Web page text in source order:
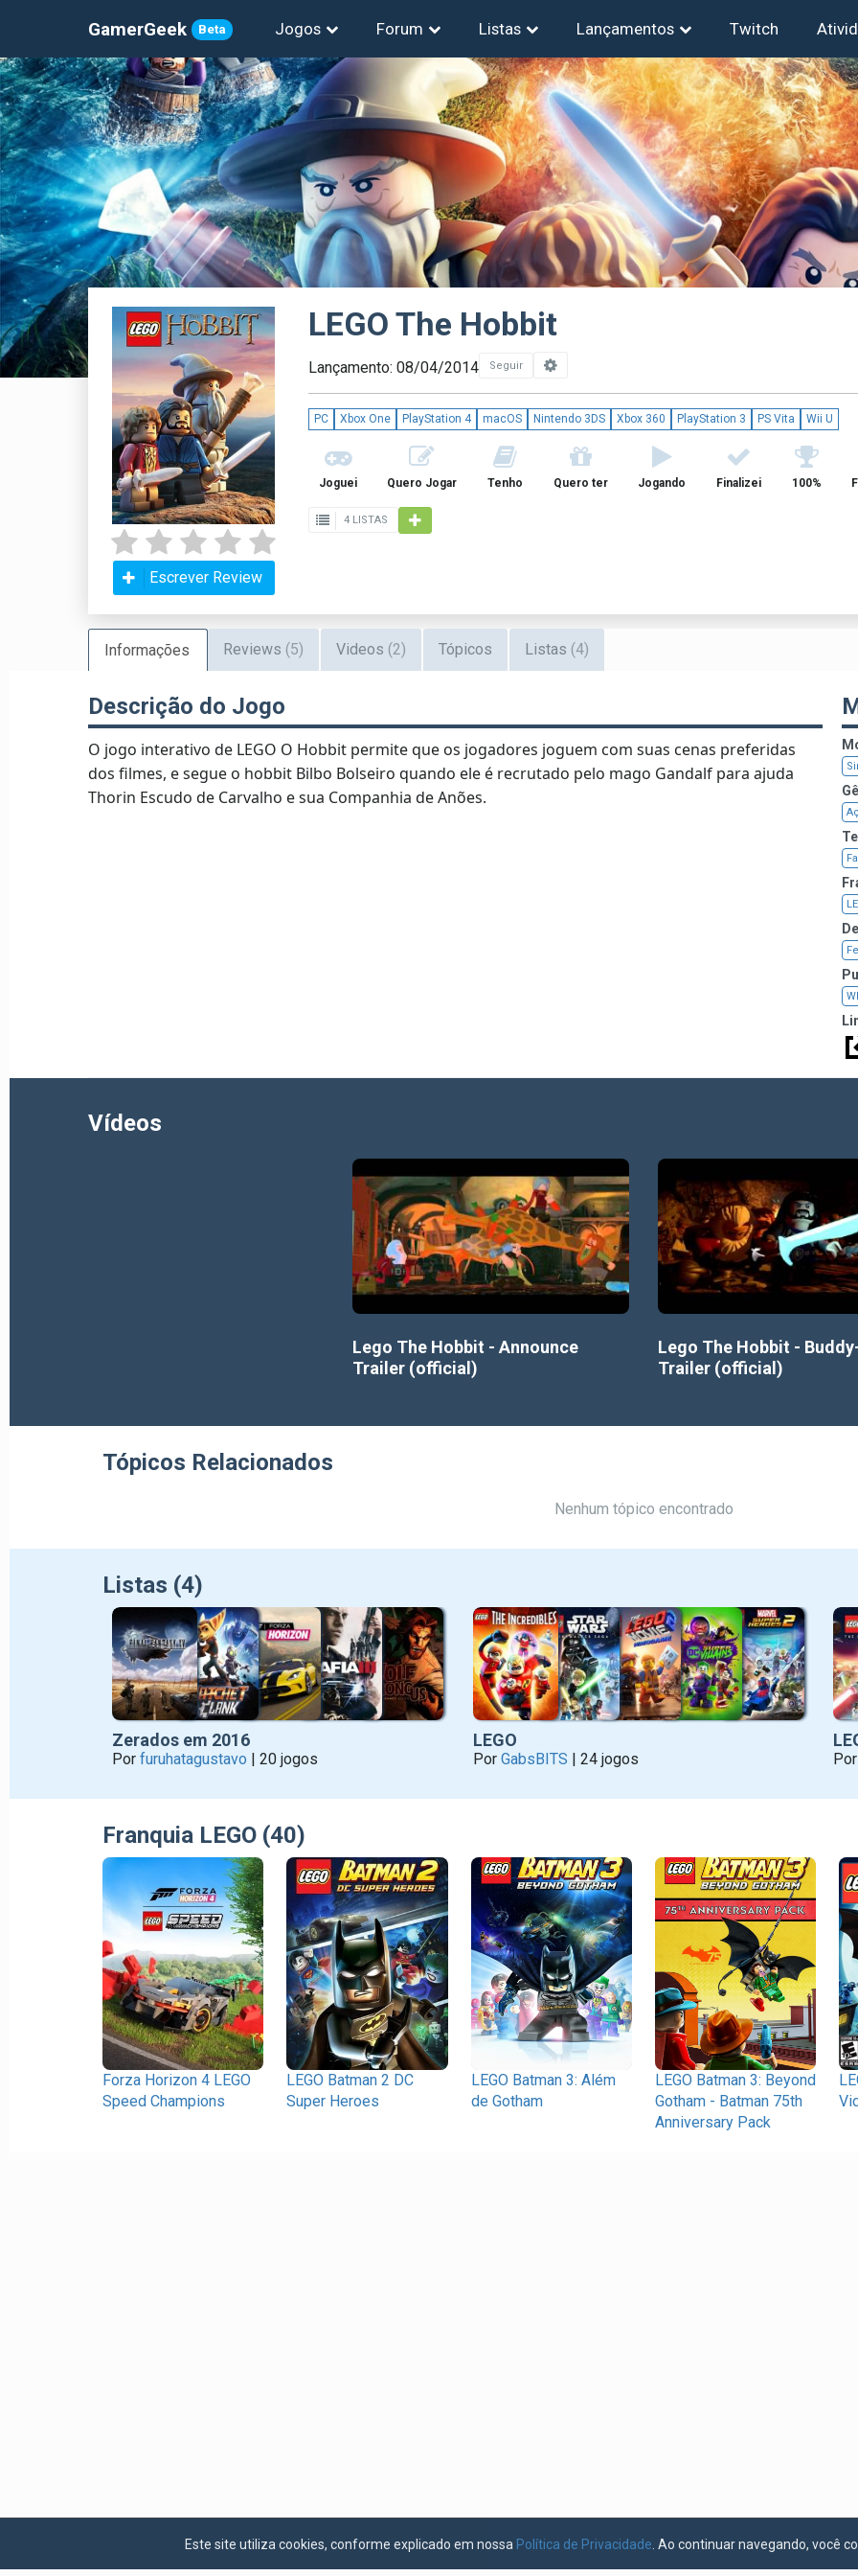
GamerGeek Beta Jogos Forum Listas Lançamentos Twitch
Escrever Review
LEGO The Hobbit
Lançamento: 08/04/2014 Seguir
PC Xbox One PlayStation 4 macOS Nintendo 3DS Xbox 360 PlayStation 3 PS Vita Wii U
Joguei Quero Jogar Tenho Quero ter Jogando Finalizei 100%
4 LISTAS
Informações Reviews (5) Videos (2) Tópicos Listas (4)
Descrição do Jogo
O jogo interativo de LEGO O Hobbit permite que os jogadores joguem com suas cenas preferidas
dos filmes, e segue o hobbit Bilbo Bolseiro quando ele é recrutado pelo mago Gandalf para ajuda
Thorin Escudo de Carvalho e sua Companhia de Anões.
Vídeos
Lego The Hobbit - Announce
Trailer (official)
Lego The Hobbit -
Trailer (official)
Tópicos Relacionados
Nenhum tópico encontrado
Listas (4)
Zerados em 2016
Por furuhatagustavo | 20 jogos
LEGO
Por GabsBITS | 24 jogos
Franquia LEGO (40)
Forza Horizon 4 LEGO
Speed Champions
LEGO Batman 2 DC
Super Heroes
LEGO Batman 3: Além
de Gotham
LEGO Batman 3: Beyond
Gotham - Batman 75th
Anniversary Pack
Este site utiliza cookies, conforme explicado em nossa Política de Privacidade . Ao continuar navegando, você